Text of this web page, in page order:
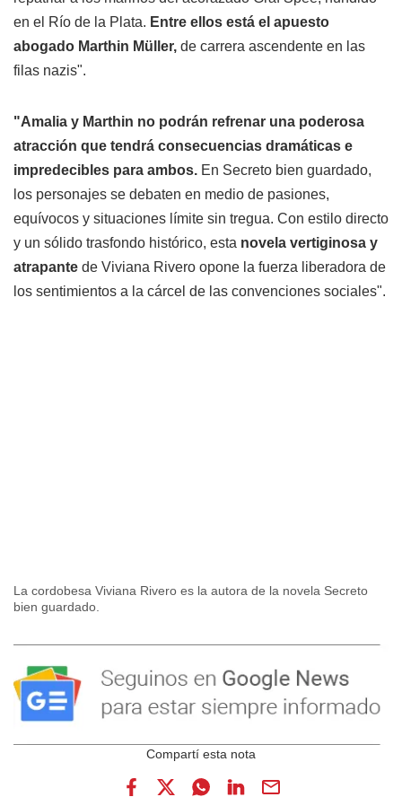
en el Río de la Plata. Entre ellos está el apuesto
abogado Marthin Müller, de carrera ascendente en las
filas nazis".
"Amalia y Marthin no podrán refrenar una poderosa
atracción que tendrá consecuencias dramáticas e
impredecibles para ambos. En Secreto bien guardado,
los personajes se debaten en medio de pasiones,
equívocos y situaciones límite sin tregua. Con estilo directo
y un sólido trasfondo histórico, esta novela vertiginosa y
atrapante de Viviana Rivero opone la fuerza liberadora de
los sentimientos a la cárcel de las convenciones sociales".
La cordobesa Viviana Rivero es la autora de la novela Secreto
bien guardado.